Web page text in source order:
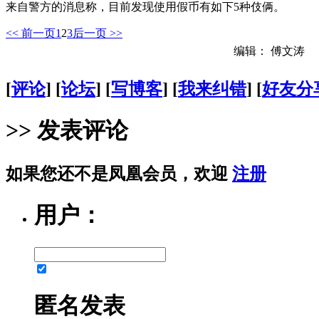
来自警方的消息称，目前发现使用假币有如下5种伎俩。
<< 前一页1 23后一页 >>
编辑： 傅文涛
[评论] [论坛] [写博客] [我来纠错] [好友分
>> 发表评论
如果您还不是凤凰会员，欢迎 注册
用户：
匿名发表